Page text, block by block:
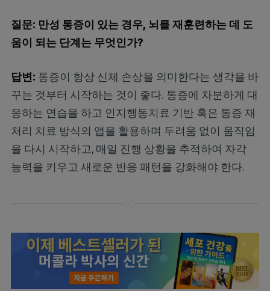
질문: 만성 통증이 있는 경우, 뇌를 재훈련하는 데 도
움이 되는 단계는 무엇인가?
답변: 통증이 항상 신체 손상을 의미한다는 생각을 바
꾸는 것부터 시작하는 것이 좋다. 통증에 차분하게 대
응하는 연습을 하고 인지행동치료 기반 혹은 통증 재
처리 치료 방식의 앱을 활용하며 두려움 없이 움직임
을 다시 시작하고, 매일 진행 상황을 추적하여 자각
능력을 키우고 새로운 반응 패턴을 강화해야 한다.